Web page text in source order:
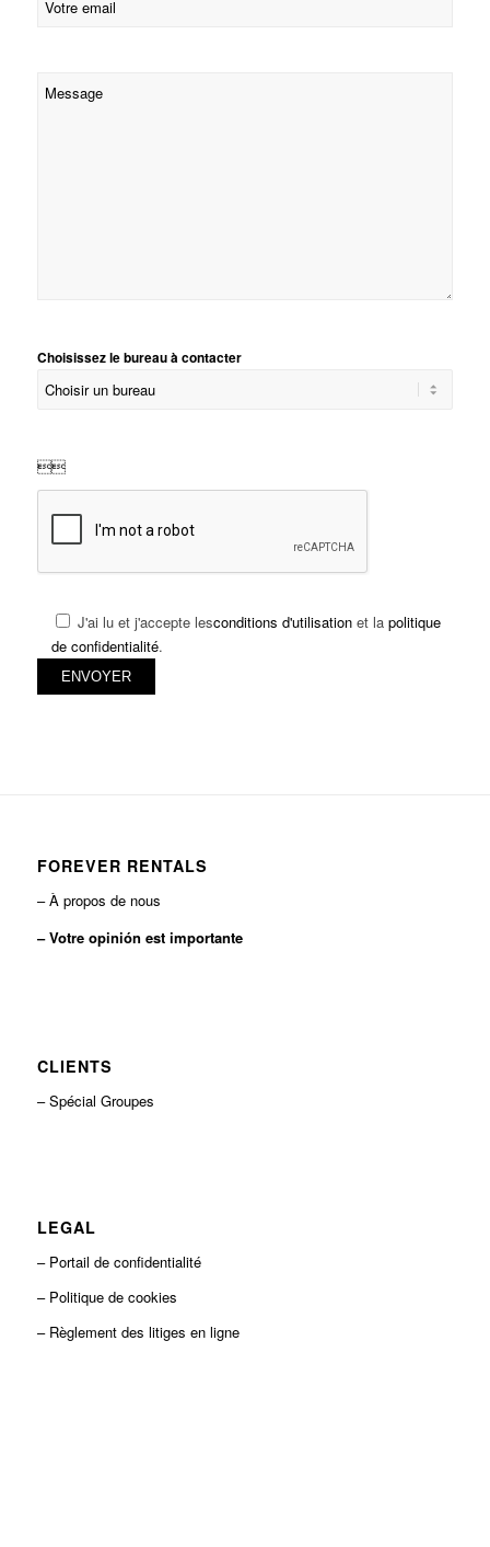
Choisissez le bureau à contacter

J'ai lu et j'accepte lesconditions d'utilisationet la politique
de confidentialité.
FOREVER RENTALS
– À propos de nous
– Votre opinión est importante
CLIENTS
– Spécial Groupes
LEGAL
– Portail de confidentialité
– Politique de cookies
– Règlement des litiges en ligne